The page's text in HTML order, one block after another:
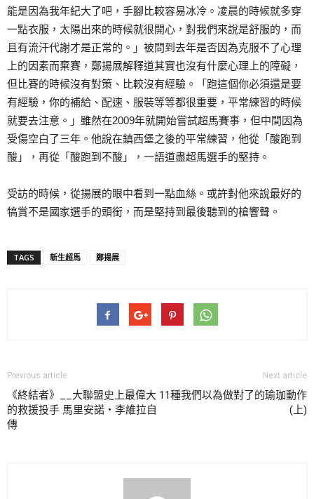
能是因為我年紀大了吧，手腳比較容易冰冷。凌晨的時候就多穿
一點衣服，太陽出來的時候就很開心，對我們來說是舒服的，而
且有流汗代謝才是正常的。」被問到去年是否因為克服不了心理
上的因素而棄賽，鄭揚展解釋道其實也沒有什麼心理上的障礙，
但比賽的時候沒有對策、比較沒有經驗。「跑這個你必須還是要
有經驗，你的補給、配速、服裝等等都很重要，平常練習的時候
就要去注意。」雖然在2009年就開始嘗試超馬賽事，但中間因為
受傷空白了三年。他說在鎮西堡之後的平常練習，他從「酸跑到
酸」，再從「酸跑到不酸」，一語道盡超馬選手的堅持。
受訪的時候，從揚展的眼中看到一點血絲。或許對他來說最好的
犒賞不是國家選手的頭銜，而是堅持到最後聽到的槍響聲。
TAGS 新生超馬 鄭揚展
Previous article
《終結者》__大聯盟史上最偉大
的救援投手 馬里安諾‧李維拉自
傳
Next article
11種我們以為做對了的瑜珈動作
(上)